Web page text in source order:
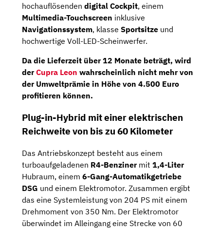
hochauflösenden digital Cockpit, einem
Multimedia-Touchscreen inklusive
Navigationssystem, klasse Sportsitze und
hochwertige Voll-LED-Scheinwerfer.
Da die Lieferzeit über 12 Monate beträgt, wird
derCupra Leon wahrscheinlich nicht mehr von
der Umweltprämie in Höhe von 4.500 Euro
profitieren können.
Plug-in-Hybrid mit einer elektrischen
Reichweite von bis zu 60 Kilometer
Das Antriebskonzept besteht aus einem
turboaufgeladenen R4-Benzinermit 1,4-Liter
Hubraum, einem 6-Gang-Automatikgetriebe
DSG und einem Elektromotor. Zusammen ergibt
das eine Systemleistung von 204 PS mit einem
Drehmoment von 350 Nm. Der Elektromotor
überwindet im Alleingang eine Strecke von 60